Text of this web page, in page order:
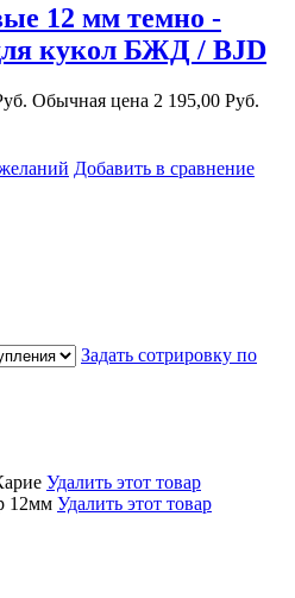
12 мм темно -
кукол БЖД / BJD
Обычная цена 2 195,00 Руб.
Добавить в сравнение
Задать сотрировку по
Удалить этот товар
12мм Удалить этот товар